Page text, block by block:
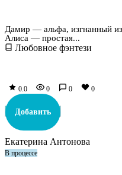
Дамир — альфа, изгнанный
Алиса — простая...
Любовное фэнтези
0.0 0 0 0
Добавить
Екатерина Антонова
В процессе